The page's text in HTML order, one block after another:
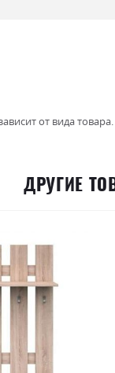
от вида товара.
ДРУГИЕ